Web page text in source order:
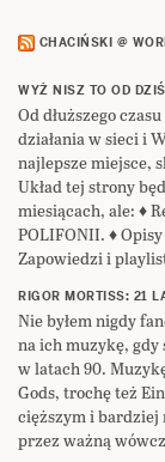
CHACIŃSKI @
WYŻ NISZ TO OD
Od dłuższego
działania w sieci i
najlepsze miejsce,
Układ tej strony
miesiącach, ale: ♦
POLIFONII. ♦
Zapowiedzi i
RIGOR MORTISS: 21
Nie byłem nigdy
na ich muzykę, gdy
w latach 90.
Gods, trochę też
cięższym i bardziej
przez ważną